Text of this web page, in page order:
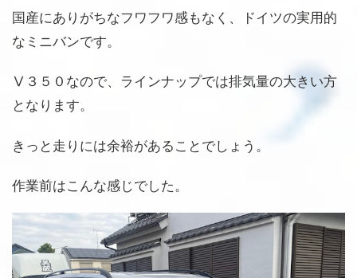
国産にありがちなフワフワ感もなく、ドイツの実用的
なミニバンです。
Ⅴ３５０なので、ラインナップでは排気量の大きい方
となります。
きっと走りには余裕があることでしょう。
作業前はこんな感じでした。